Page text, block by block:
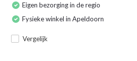
Eigen bezorging in de regio
Fysieke winkel in Apeldoorn
Vergelijk